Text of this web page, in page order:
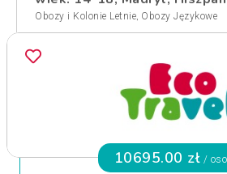
Obozy i Kolonie Letnie, Obozy Językowe
10695.00 zł /